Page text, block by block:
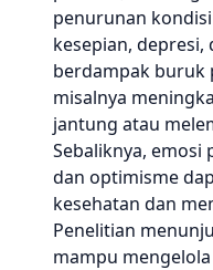
penurunan
kesepian, depresi,
berdampak buruk
misalnya
jantung atau
Sebaliknya,
dan optimisme
kesehatan dan
Penelitian
mampu